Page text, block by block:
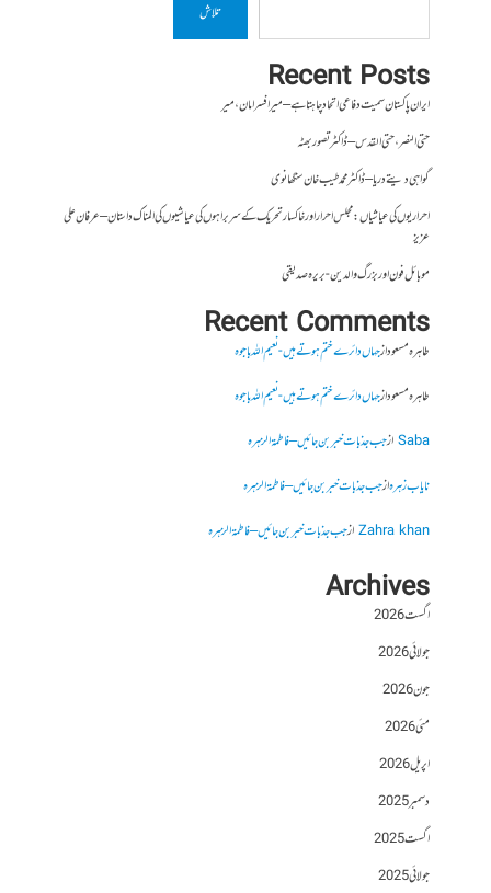
تلاش
Recent Posts
ایران پاکستان سمیت دفاعی اتحاد چاہتا ہے – میر افسر امان،میر
حتی النصر ، حتی القدس – ڈاکٹر تصور بھٹہ
گواہی دیتے دریا – ڈاکٹر محمد طیب خان سنگھانوی
احراریوں کی عیاشیاں : مجلس احرار اور خاکسار تحریک کے سربراہوں کی عیاشیوں کی المناک داستان – عرفان علی
عزیز
موبائل فون اور بزرگ والدین- بریرہ صدیقی
Recent Comments
طاہرہ مسعودازجہاں دائرے ختم ہوتے ہیں- نعیم اللہ باجوہ
طاہرہ مسعودازجہاں دائرے ختم ہوتے ہیں- نعیم اللہ باجوہ
Sabaازجب جذبات خبر بن جائیں – فاطمۃالزہرہ
نایاب زہرہازجب جذبات خبر بن جائیں – فاطمۃالزہرہ
Zahra khanازجب جذبات خبر بن جائیں – فاطمۃالزہرہ
Archives
اگست 2026
جولائی 2026
جون 2026
مئی 2026
اپریل 2026
دسمبر 2025
اگست 2025
جولائی 2025